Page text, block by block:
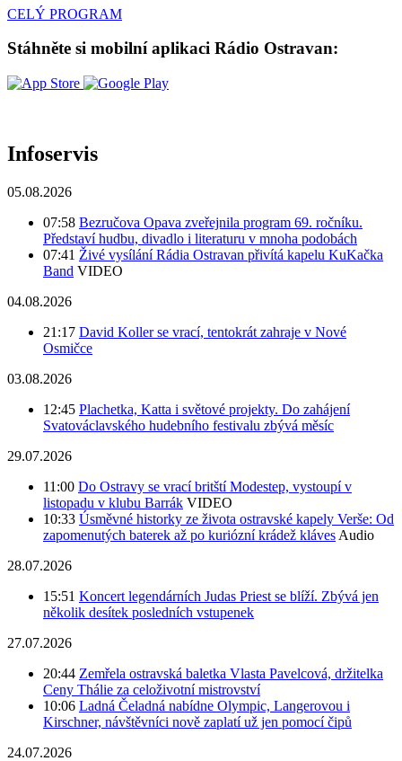
CELÝ PROGRAM
Stáhněte si mobilní aplikaci Rádio Ostravan:
Infoservis
05.08.2026
07:58 Bezručova Opava zveřejnila program 69. ročníku.
Představí hudbu, divadlo i literaturu v mnoha podobách
07:41 Živé vysílání Rádia Ostravan přivítá kapelu KuKačka
Band VIDEO
04.08.2026
21:17 David Koller se vrací, tentokrát zahraje v Nové
Osmičce
03.08.2026
12:45 Plachetka, Katta i světové projekty. Do zahájení
Svatováclavského hudebního festivalu zbývá měsíc
29.07.2026
11:00 Do Ostravy se vrací britští Modestep, vystoupí v
listopadu v klubu Barrák VIDEO
10:33 Úsměvné historky ze života ostravské kapely Verše: Od
zapomenutých baterek až po kuriózní krádež kláves Audio
28.07.2026
15:51 Koncert legendárních Judas Priest se blíží. Zbývá jen
několik desítek posledních vstupenek
27.07.2026
20:44 Zemřela ostravská baletka Vlasta Pavelcová, držitelka
Ceny Thálie za celoživotní mistrovství
10:06 Ladná Čeladná nabídne Olympic, Langerovou i
Kirschner, návštěvníci nově zaplatí už jen pomocí čipů
24.07.2026